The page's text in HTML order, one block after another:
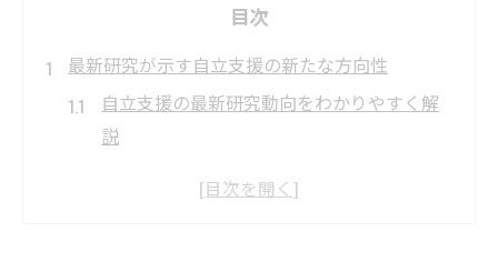
目次
最新研究が示す自立支援の新たな方向性
自立支援の最新研究動向をわかりやすく解
説